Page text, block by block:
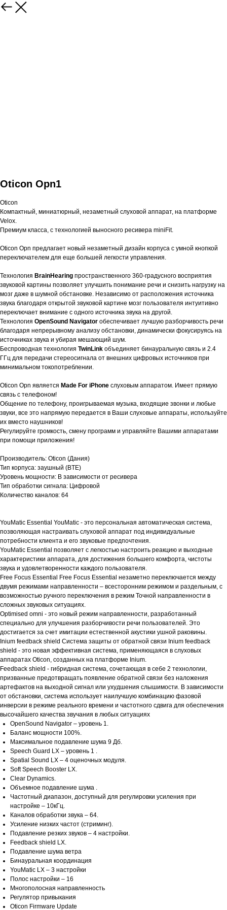
Oticon Opn1
Oticon
Компактный, миниатюрный, незаметный слуховой аппарат, на платформе
Velox.
Премиум класса, с технологией выносного ресивера miniFit.
Oticon Opn предлагает новый незаметный дизайн корпуса с умной кнопкой
переключателем для еще большей легкости управления.
Технология BrainHearing пространственного 360-градусного восприятия
звуковой картины позволяет улучшить понимание речи и снизить нагрузку на
мозг даже в шумной обстановке. Независимо от расположения источника
звука благодаря открытой звуковой картине мозг пользователя интуитивно
переключает внимание с одного источника звука на другой.
Технология OpenSound Navigator обеспечивает лучшую разборчивость речи
благодаря непрерывному анализу обстановки, динамически фокусируясь на
источниках звука и убирая мешающий шум.
Беспроводная технология TwinLink объединяет бинауральную связь и 2.4
ГГц для передачи стереосигнала от внешних цифровых источников при
минимальном токопотреблении.
Oticon Opn является Made For iPhone слуховым аппаратом. Имеет прямую
связь с телефоном!
Общение по телефону, проигрываемая музыка, входящие звонки и любые
звуки, все это напрямую передается в Ваши слуховые аппараты, используйте
их вместо наушников!
Регулируйте громкость, смену программ и управляйте Вашими аппаратами
при помощи приложения!
Производитель: Oticon (Дания)
Тип корпуса: заушный (BTE)
Уровень мощности: В зависимости от ресивера
Тип обработки сигнала: Цифровой
Количество каналов: 64
YouMatic Essential YouMatic - это персональная автоматическая система,
позволяющая настраивать слуховой аппарат под индивидуальные
потребности клиента и его звуковые предпочтения.
YouMatic Essential позволяет с легкостью настроить реакцию и выходные
характеристики аппарата, для достижения большего комфорта, чистоты
звука и удовлетворенности каждого пользователя.
Free Focus Essential Free Focus Essential незаметно переключается между
двумя режимами направленности – всесторонним режимом и раздельным, с
возможностью ручного переключения в режим Точной направленности в
сложных звуковых ситуациях.
Optimised omni - это новый режим направленности, разработанный
специально для улучшения разборчивости речи пользователей. Это
достигается за счет имитации естественной акустики ушной раковины.
Inium feedback shield Система защиты от обратной связи Inium feedback
shield - это новая эффективная система, применяющаяся в слуховых
аппаратах Oticon, созданных на платформе Inium.
Feedback shield - гибридная система, сочетающая в себе 2 технологии,
призванные предотвращать появление обратной связи без наложения
артефактов на выходной сигнал или ухудшения слышимости. В зависимости
от обстановки, система использует наилучшую комбинацию фазовой
инверсии в режиме реального времени и частотного сдвига для обеспечения
высочайшего качества звучания в любых ситуациях
OpenSound Navigator – уровень 1.
Баланс мощности 100%.
Максимальное подавление шума 9 Дб.
Speech Guard LX – уровень 1 .
Spatial Sound LX – 4 оценочных модуля.
Soft Speech Booster LX.
Clear Dynamics.
Объемное подавление шума .
Частотный диапазон, доступный для регулировки усиления при
настройке – 10кГц.
Каналов обработки звука – 64.
Усиление низких частот (стриминг).
Подавление резких звуков – 4 настройки.
Feedback shield LX.
Подавление шума ветра
Бинауральная координация
YouMatic LX – 3 настройки
Полос настройки – 16
Многополосная направленность
Регулятор привыкания
Oticon Firmware Update